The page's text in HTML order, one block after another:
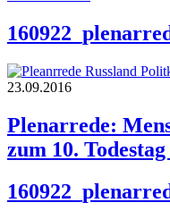
23.09.2016
Plenarrede:
zum 10.